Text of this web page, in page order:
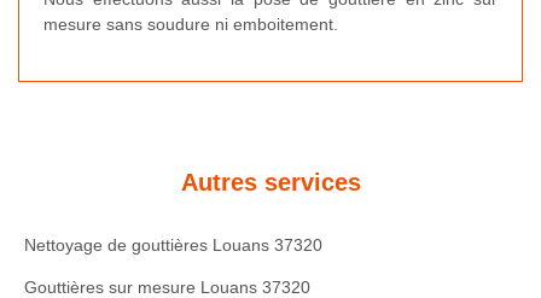
mesure sans soudure ni emboitement.
Autres services
Nettoyage de gouttières Louans 37320
Gouttières sur mesure Louans 37320